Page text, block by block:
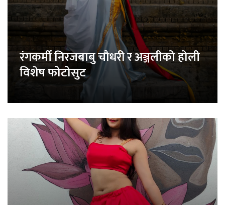
रंगकर्मी निरजबाबु चौधरी र अञ्जलीको होली
विशेष फोटोसुट